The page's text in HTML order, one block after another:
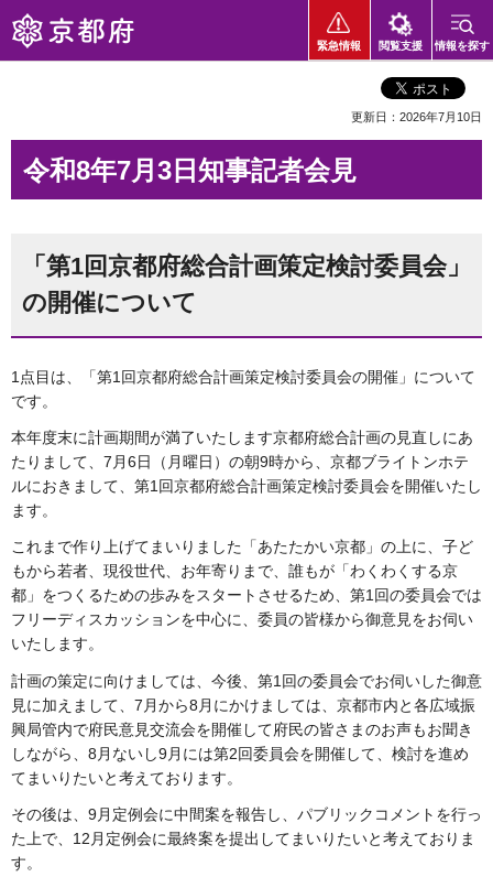
京都府
緊急情報 閲覧支援 情報を探す
更新日：2026年7月10日
令和8年7月3日知事記者会見
「第1回京都府総合計画策定検討委員会」
の開催について
1点目は、「第1回京都府総合計画策定検討委員会の開催」について
です。
本年度末に計画期間が満了いたします京都府総合計画の見直しにあ
たりまして、7月6日（月曜日）の朝9時から、京都ブライトンホテ
ルにおきまして、第1回京都府総合計画策定検討委員会を開催いたし
ます。
これまで作り上げてまいりました「あたたかい京都」の上に、子ど
もから若者、現役世代、お年寄りまで、誰もが「わくわくする京
都」をつくるための歩みをスタートさせるため、第1回の委員会では
フリーディスカッションを中心に、委員の皆様から御意見をお伺い
いたします。
計画の策定に向けましては、今後、第1回の委員会でお伺いした御意
見に加えまして、7月から8月にかけましては、京都市内と各広域振
興局管内で府民意見交流会を開催して府民の皆さまのお声もお聞き
しながら、8月ないし9月には第2回委員会を開催して、検討を進め
てまいりたいと考えております。
その後は、9月定例会に中間案を報告し、パブリックコメントを行っ
た上で、12月定例会に最終案を提出してまいりたいと考えておりま
す。